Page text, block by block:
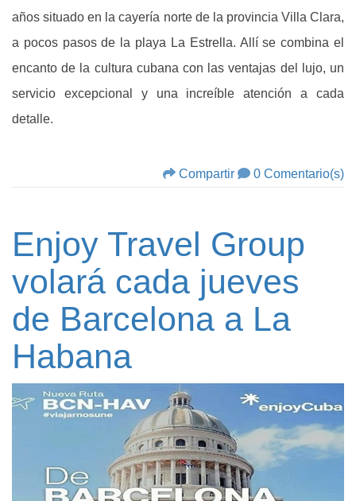
años situado en la cayería norte de la provincia Villa Clara,
a pocos pasos de la playa La Estrella. Allí se combina el
encanto de la cultura cubana con las ventajas del lujo, un
servicio excepcional y una increíble atención a cada
detalle.
Compartir 0 Comentario(s)
Enjoy Travel Group
volará cada jueves
de Barcelona a La
Habana